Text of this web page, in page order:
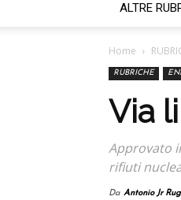
ALTRE
Home
RUBRICHE
Via
Approvato
rifiuti
Da Antonio Jr